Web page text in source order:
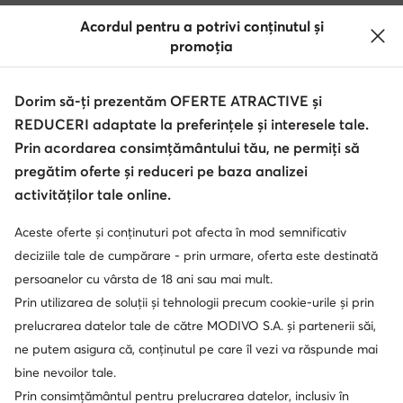
Acordul pentru a potrivi conținutul și
promoția
Dorim să-ți prezentăm OFERTE ATRACTIVE și
REDUCERI adaptate la preferințele și interesele tale.
Prin acordarea consimțământului tău, ne permiți să
pregătim oferte și reduceri pe baza analizei
activităților tale online.
Aceste oferte și conținuturi pot afecta în mod semnificativ
deciziile tale de cumpărare - prin urmare, oferta este destinată
persoanelor cu vârsta de 18 ani sau mai mult.
Prin utilizarea de soluții și tehnologii precum cookie-urile și prin
prelucrarea datelor tale de către MODIVO S.A. și partenerii săi,
ne putem asigura că, conținutul pe care îl vezi va răspunde mai
bine nevoilor tale.
Prin consimțământul pentru prelucrarea datelor, inclusiv în